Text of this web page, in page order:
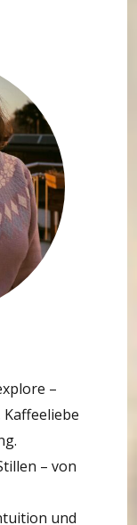
–
– von
und